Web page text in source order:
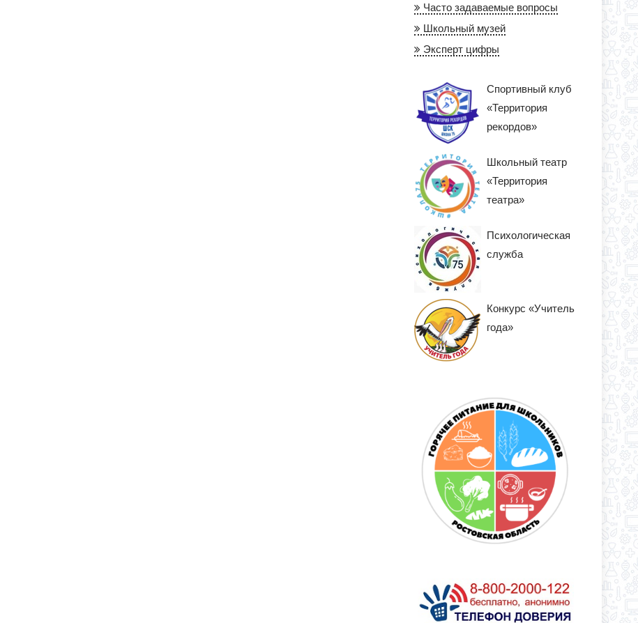
Часто задаваемые вопросы
Школьный музей
Эксперт цифры
Спортивный клуб
«Территория
рекордов»
Школьный театр
«Территория
театра»
Психологическая
служба
Конкурс «Учитель
года»